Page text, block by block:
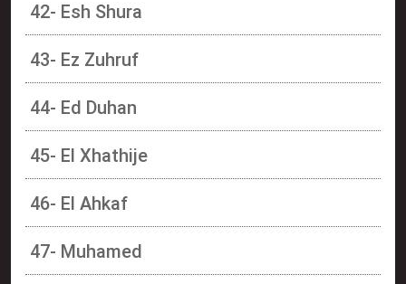
42- Esh Shura
43- Ez Zuhruf
44- Ed Duhan
45- El Xhathije
46- El Ahkaf
47- Muhamed